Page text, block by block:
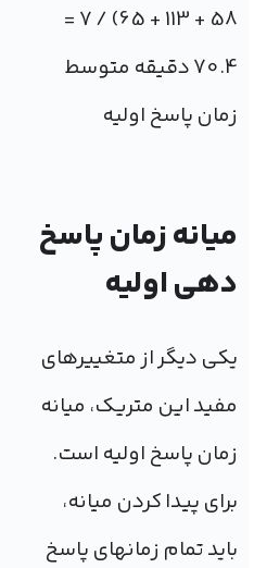
58 + 113 + 65) / 7 =
70.4 دقیقه متوسط
زمان پاسخ اولیه
میانه زمان پاسخ
دهی اولیه
یکی دیگر از متغییرهای
مفید این متریک، میانه
زمان پاسخ اولیه است.
برای پیدا کردن میانه،
باید تمام زمانهای پاسخ